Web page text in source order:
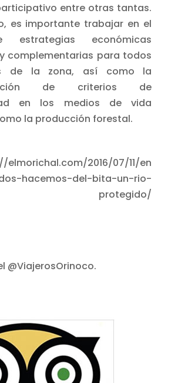
entre otras tantas.
es importante trabajar en el
estrategias económicas
complementarias para todos
de la zona, así como la
de criterios de
en los medios de vida
la producción forestal.
elmorichal.com/2016/07/11/en
hacemos-del-bita-un-rio-
protegido/
@ViajerosOrinoco.